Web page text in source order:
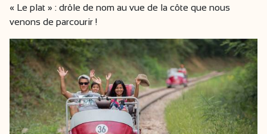
« Le plat » : drôle de nom au vue de la côte que nous
venons de parcourir !